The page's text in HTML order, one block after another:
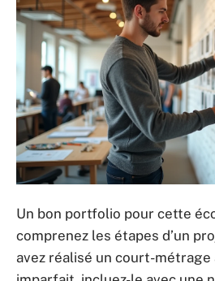
Un bon portfolio pour cette
comprenez les étapes d’un
avez réalisé un court-métrage